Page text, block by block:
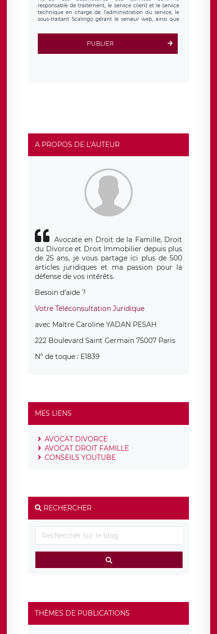
responsable de traitement, le service client et le service
technique en charge de l’administration du service, le
sous-traitant Scalingo gérant le serveur web, ainsi que
toute personne légalement autorisée. Le formulaire
d’inscription est hébergé sur un serveur hébergé par
clauses de
protection conformes au RGPD
. Les données collectées
sont conservées jusqu’à ce que l’Internaute en sollicite la
rue Léopold Sédar Senghor, joignable à l’adresse mail :
responsabledetraitement@legavox.fr. Vous avez
également le droit d’introduire une réclamation auprès
d’une autorité de contrôle.
PUBLIER
A PROPOS DE L'AUTEUR
Avocate en Droit de la Famille, Droit
du Divorce et Droit Immobilier depuis plus
de 25 ans, je vous partage ici plus de 500
articles juridiques et ma passion pour la
défense de vos intérêts.
Besoin d'aide ?
Votre Téléconsultation Juridique
avec Maître Caroline YADAN PESAH
222 Boulevard Saint Germain 75007 Paris
N° de toque : E1839
MES LIENS
AVOCAT DIVORCE
AVOCAT DROIT FAMILLE
CONSEILS YOUTUBE
RECHERCHER
THÈMES DE PUBLICATIONS